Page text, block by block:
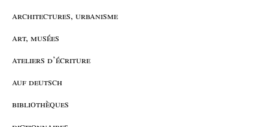
architectures, urbanisme
art, musées
ateliers d’écriture
auf deutsch
bibliothèques